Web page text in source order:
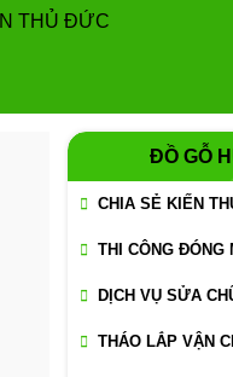
THỦ ĐỨC
ĐỒ GỖ
CHIA SẺ KIẾN
THI CÔNG ĐÓNG
DỊCH VỤ SỬA
THÁO LẮP VẬN